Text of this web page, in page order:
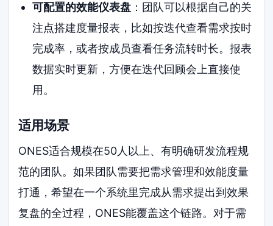
可配置的效能仪表盘：团队可以根据自己的关
注点搭建度量报表，比如按迭代查看需求按时
完成率，或者按成员查看任务流转时长。报表
数据实时更新，方便在迭代回顾会上直接使
用。
适用场景
ONES适合规模在50人以上、有明确研发流程规
范的团队。如果团队需要把需求管理和效能度量
打通，希望在一个系统里完成从需求提出到效果
复盘的全过程，ONES能覆盖这个链路。对于需